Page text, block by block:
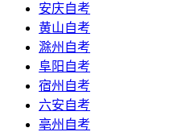
安庆自考
黄山自考
滁州自考
阜阳自考
宿州自考
六安自考
亳州自考